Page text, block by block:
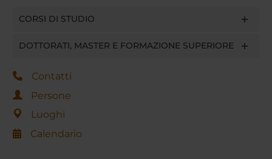
CORSI DI STUDIO
DOTTORATI, MASTER E FORMAZIONE SUPERIORE
Contatti
Persone
Luoghi
Calendario